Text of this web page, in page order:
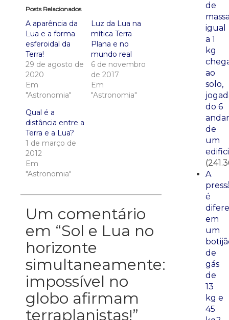
Posts Relacionados
A aparência da
Lua e a forma
esferoidal da
Terra!
29 de agosto de
2020
Em
"Astronomia"
Luz da Lua na
mítica Terra
Plana e no
mundo real
6 de novembro
de 2017
Em
"Astronomia"
Qual é a
distância entre a
Terra e a Lua?
1 de março de
2012
Em
"Astronomia"
Um comentário
em “Sol e Lua no
horizonte
simultaneamente:
impossível no
globo afirmam
terraplanistas!”
de
igual
a 1
kg
ao
solo,
do 6
andar
de
um
A
é
em
um
de
gás
de
13
kg e
45